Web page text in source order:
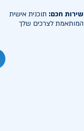
שירות חכם: תוכנית אישית
המותאמת לצרכים שלך